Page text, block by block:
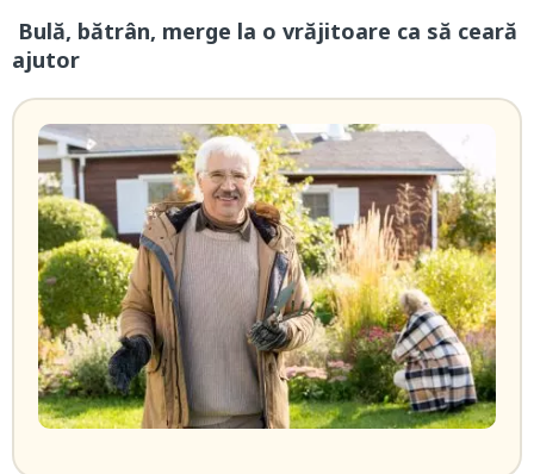
Bulă, bătrân, merge la o vrăjitoare ca să ceară
ajutor